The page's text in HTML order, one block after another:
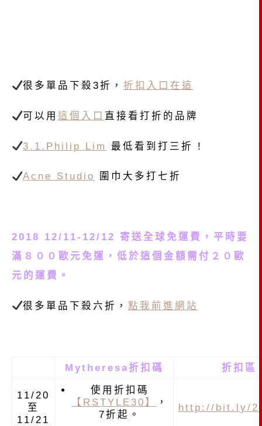
很多單品下殺3折， 折扣入口在這
可以用 這個入口 直接看打折的品牌
3.1.Philip Lim 最低看到打三折 !
Acne Studio 圍巾大多打七折
2018 12/11-12/12 寄送全球免運費，平時要
滿８００歐元免運，低於這個金額需付２０歐
元的運費。
很多單品下殺六折， 點我前進網站
Mytheresa折扣碼 折扣區
11/20
至
11/21
使用折扣碼
【RSTYLE30】
，
7折起。
http://bit.ly/